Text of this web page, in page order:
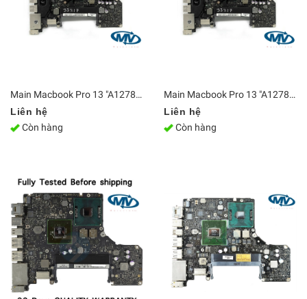
Main Macbook Pro 13 "A1278 Core i7-2640M 2011 820-2936-A 820-2936-B
Liên hệ
Còn hàng
Main Macbook Pro 13 "A1278 Core i5-2435M 2011 820-2936-A 820-2936-B
Liên hệ
Còn hàng